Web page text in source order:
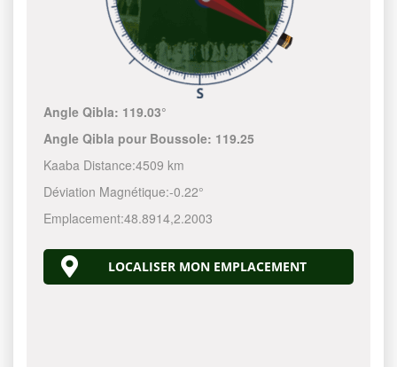
Angle Qibla: 119.03°
Angle Qibla pour Boussole: 119.25
Kaaba Distance:4509 km
Déviation Magnétique:-0.22°
Emplacement:48.8914,2.2003
LOCALISER MON EMPLACEMENT